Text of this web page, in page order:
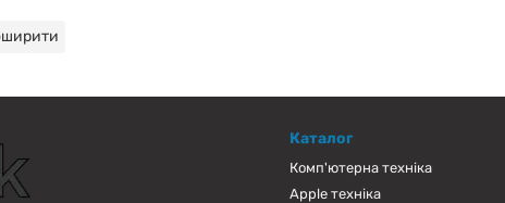
Каталог
Комп'ютерна техніка
Apple техніка